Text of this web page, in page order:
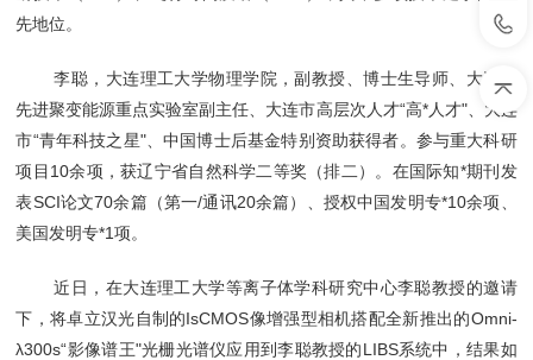
先地位。
李聪，大连理工大学物理学院，副教授、博士生导师、大连市
先进聚变能源重点实验室副主任、大连市高层次人才“高*人才"、大连
市“青年科技之星"、中国博士后基金特别资助获得者。参与重大科研
项目10余项，获辽宁省自然科学二等奖（排二）。在国际知*期刊发
表SCI论文70余篇（第一/通讯20余篇）、授权中国发明专*10余项、
美国发明专*1项。
近日，在大连理工大学等离子体学科研究中心李聪教授的邀请
下，将卓立汉光自制的IsCMOS像增强型相机搭配全新推出的Omni-
λ300s“影像谱王"光栅光谱仪应用到李聪教授的LIBS系统中，结果如